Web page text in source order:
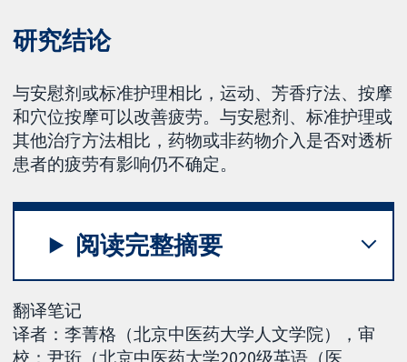
研究结论
与安慰剂或标准护理相比，运动、芳香疗法、按摩
和穴位按摩可以改善疲劳。与安慰剂、标准护理或
其他治疗方法相比，药物或非药物介入是否对透析
患者的疲劳有影响仍不确定。
阅读完整摘要
翻译笔记
译者：李菁格（北京中医药大学人文学院），审
校：尹珩（北京中医药大学2020级英语（医